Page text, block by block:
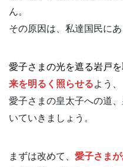
ん。
その原因は、私達国民にあ
愛子さまの光を遮る岩戸
来を明るく照らせるよう、
愛子さまの皇太子への道
いていきましょう。
まずは改めて、 愛子さま